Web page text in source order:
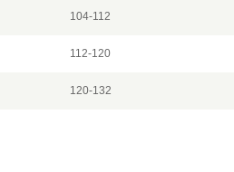
104-112
112-120
120-132